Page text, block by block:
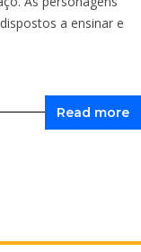
a ensinar e
Read more